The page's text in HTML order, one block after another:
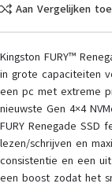
Aan Vergelijken
Kingston FURY™
in grote capaciteiten
een pc met extreme
nieuwste Gen 4×4
FURY Renegade SSD
lezen/schrijven en
consistentie en een
een boost zodat het